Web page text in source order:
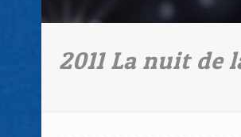
2011 La nuit de